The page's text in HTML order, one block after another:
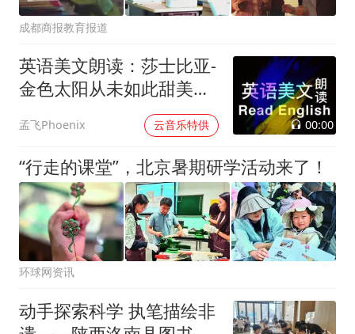
成都商报教育报道
英语美文朗读：莎士比亚-
金色太阳从未如此甜美吻
孟飞Phoenix 云音乐特供 00:00
“行走的课堂”，北京暑期研学活动来了！
环球网资讯
动手探索科学 执笔描绘非